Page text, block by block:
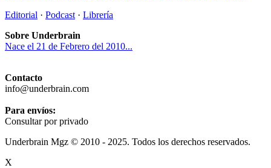
Editorial · Podcast · Librería
Sobre Underbrain
Nace el 21 de Febrero del 2010...
Contacto
info@underbrain.com
Para envíos:
Consultar por privado
Underbrain Mgz © 2010 - 2025. Todos los derechos reservados.
X